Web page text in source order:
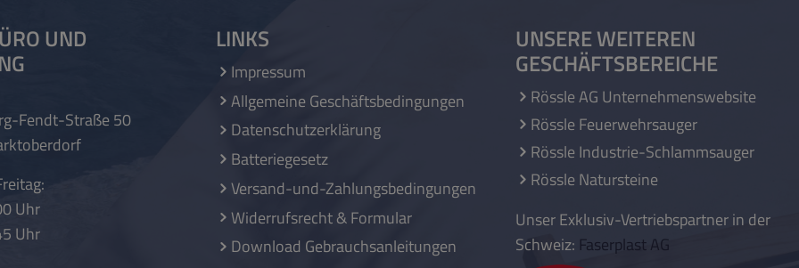
UND
Fendt-Straße 50
Uhr
Uhr
LINKS
Impressum
Allgemeine Geschäftsbedingungen
Datenschutzerklärung
Batteriegesetz
Versand-und-Zahlungsbedingungen
Widerrufsrecht & Formular
Download Gebrauchsanleitungen
UNSERE WEITEREN
GESCHÄFTSBEREICHE
Rössle AG Unternehmenswebsite
Rössle Feuerwehrsauger
Rössle Industrie-Schlammsauger
Rössle Natursteine
Unser Exklusiv-Vertriebspartner in der
Schweiz: Faserplast AG